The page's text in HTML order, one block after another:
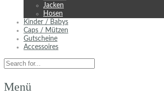
Jacken
Hosen
Kinder / Babys
Caps / Mützen
Gutscheine
Accessoires
Menü